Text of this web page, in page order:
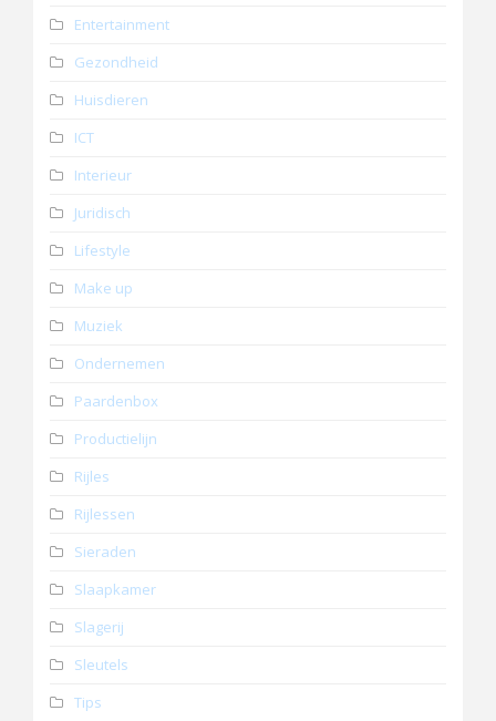
Entertainment
Gezondheid
Huisdieren
ICT
Interieur
Juridisch
Lifestyle
Make up
Muziek
Ondernemen
Paardenbox
Productielijn
Rijles
Rijlessen
Sieraden
Slaapkamer
Slagerij
Sleutels
Tips